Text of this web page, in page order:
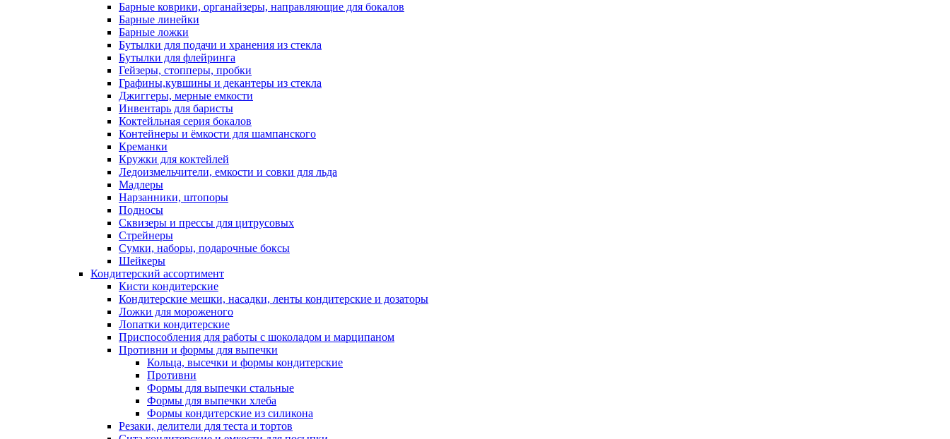
Барные коврики, органайзеры, направляющие для бокалов
Барные линейки
Барные ложки
Бутылки для подачи и хранения из стекла
Бутылки для флейринга
Гейзеры, стопперы, пробки
Графины,кувшины и декантеры из стекла
Джиггеры, мерные емкости
Инвентарь для баристы
Коктейльная серия бокалов
Контейнеры и ёмкости для шампанского
Креманки
Кружки для коктейлей
Ледоизмельчители, емкости и совки для льда
Мадлеры
Нарзанники, штопоры
Подносы
Сквизеры и прессы для цитрусовых
Стрейнеры
Сумки, наборы, подарочные боксы
Шейкеры
Кондитерский ассортимент
Кисти кондитерские
Кондитерские мешки, насадки, ленты кондитерские и дозаторы
Ложки для мороженого
Лопатки кондитерские
Приспособления для работы с шоколадом и марципаном
Противни и формы для выпечки
Кольца, высечки и формы кондитерские
Противни
Формы для выпечки стальные
Формы для выпечки хлеба
Формы кондитерские из силикона
Резаки, делители для теста и тортов